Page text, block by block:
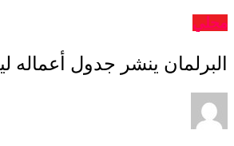
محلي
البرلمان ينشر جدول أعماله